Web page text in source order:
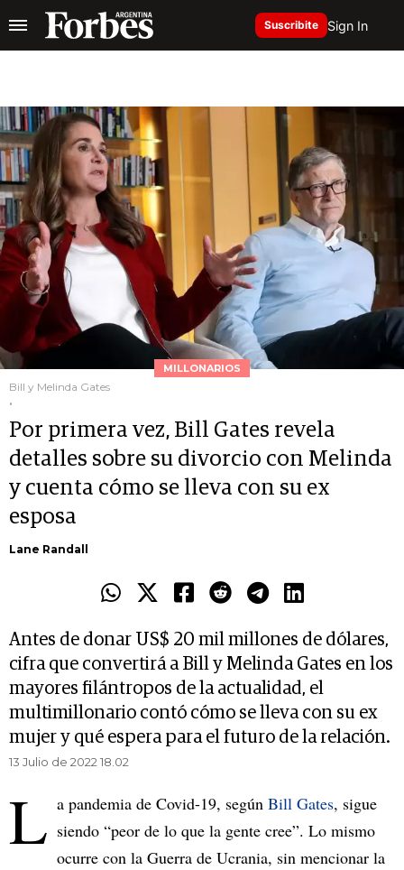
Suscribite Sign In
MILLONARIOS
Bill y Melinda Gates
.
Por primera vez, Bill Gates revela
detalles sobre su divorcio con Melinda
y cuenta cómo se lleva con su ex
esposa
Lane Randall
Antes de donar US$ 20 mil millones de dólares,
cifra que convertirá a Bill y Melinda Gates en los
mayores filántropos de la actualidad, el
multimillonario contó cómo se lleva con su ex
mujer y qué espera para el futuro de la relación.
13 Julio de 2022 18.02
L a pandemia de Covid-19, según Bill Gates, sigue
siendo “peor de lo que la gente cree”. Lo mismo
ocurre con la Guerra de Ucrania, sin mencionar la